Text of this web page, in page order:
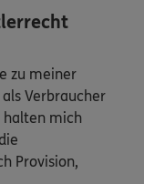
zu meiner
Verbraucher
halten mich
Provision,